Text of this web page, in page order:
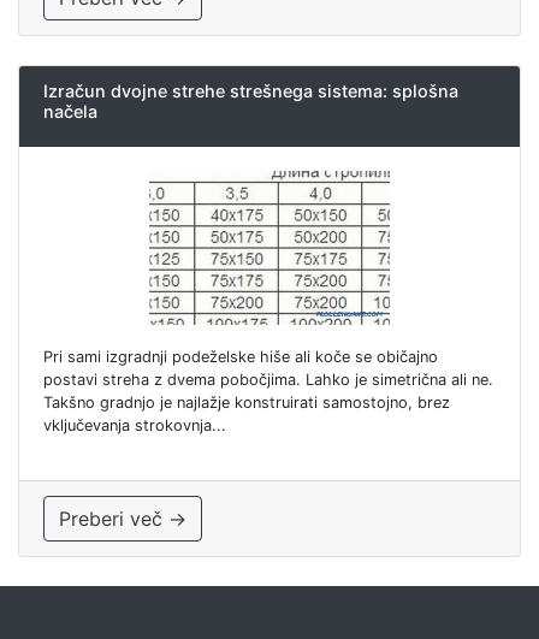
Izračun dvojne strehe strešnega sistema: splošna
načela
Pri sami izgradnji podeželske hiše ali koče se običajno
postavi streha z dvema pobočjima. Lahko je simetrična ali ne.
Takšno gradnjo je najlažje konstruirati samostojno, brez
vključevanja strokovnja...
Preberi več →